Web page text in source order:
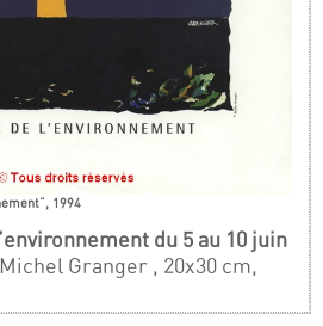
1994
du 5 au 10 juin
Granger , 20x30 cm,